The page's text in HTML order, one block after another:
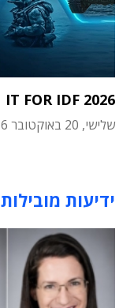
IT FOR IDF 2026
שלישי, 20 באוקטובר 2026
ידיעות מובילות